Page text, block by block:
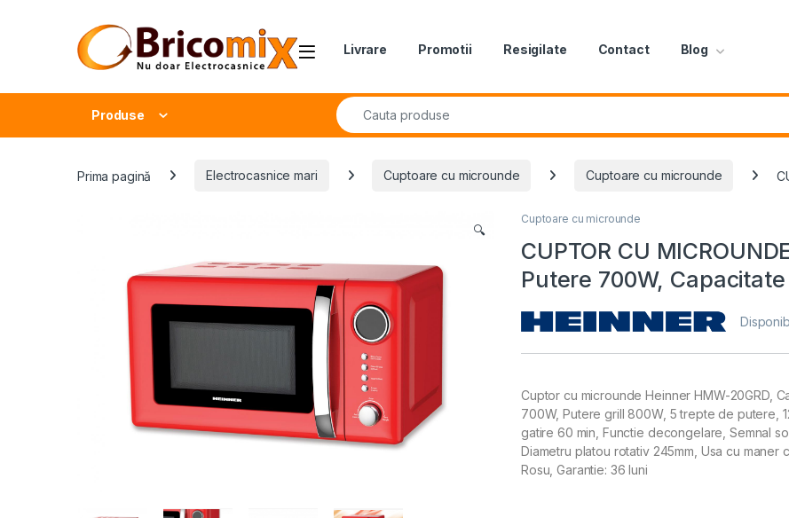
Open Livrare Promotii Resigilate Contact Blog
Produse
Search for:
Prima pagină Electrocasnice mari Cuptoare cu microunde Cuptoare cu microunde
🔍
Cuptoare cu microunde
CUPTOR CU
Putere 700W,
Cuptor cu microunde Heinner HMW-20GRD,
700W, Putere grill 800W, 5 trepte de putere,
gatire 60 min, Functie decongelare, Semnal
Diametru platou rotativ 245mm, Usa cu maner
Rosu, Garantie: 36 luni